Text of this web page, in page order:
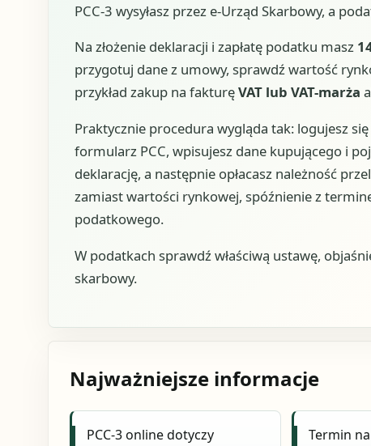
PCC-3 wysyłasz przez e-Urząd Skarbowy, a
Na złożenie deklaracji i zapłatę podatku masz
przygotuj dane z umowy, sprawdź wartość
przykład zakup na fakturęVAT lub VAT-marża
Praktycznie procedura wygląda tak: logujesz
formularz PCC, wpisujesz dane kupującego i
deklarację, a następnie opłacasz należność
zamiast wartości rynkowej, spóźnienie z
podatkowego.
W podatkach sprawdź właściwą ustawę,
skarbowy.
Najważniejsze informacje
PCC-3 online dotyczy
Termin